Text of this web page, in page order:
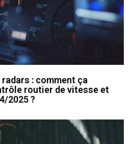
radars : comment ça
routier de vitesse et
2025 ?